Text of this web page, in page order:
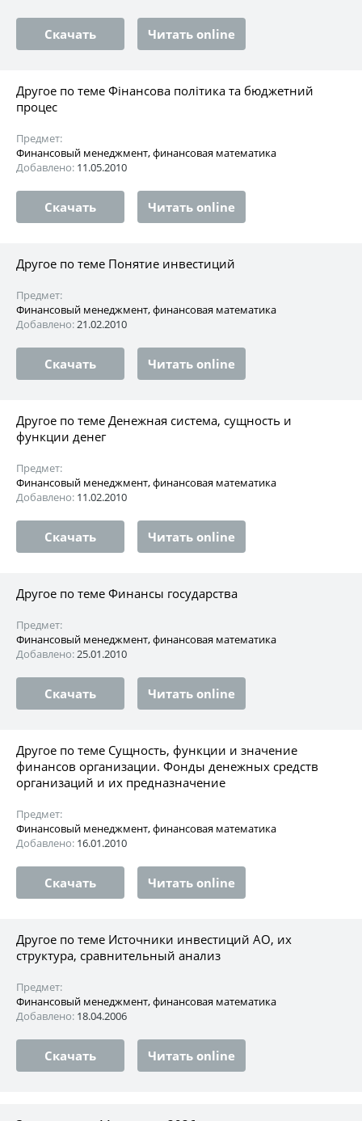
Скачать Читать online
Другое по теме Фінансова політика та бюджетний
процес
Предмет:
Финансовый менеджмент, финансовая математика
Добавлено: 11.05.2010
Скачать Читать online
Другое по теме Понятие инвестиций
Предмет:
Финансовый менеджмент, финансовая математика
Добавлено:21.02.2010
Скачать Читать online
Другое по теме Денежная система, сущность и
функции денег
Предмет:
Финансовый менеджмент, финансовая математика
Добавлено: 11.02.2010
Скачать Читать online
Другое по теме Финансы государства
Предмет:
Финансовый менеджмент, финансовая математика
Добавлено:25.01.2010
Скачать Читать online
Другое по теме Сущность, функции и значение
финансов организации. Фонды денежных средств
организаций и их предназначение
Предмет:
Финансовый менеджмент, финансовая математика
Добавлено: 16.01.2010
Скачать Читать online
Другое по теме Источники инвестиций АО, их
структура, сравнительный анализ
Предмет:
Финансовый менеджмент, финансовая математика
Добавлено: 18.04.2006
Скачать Читать online